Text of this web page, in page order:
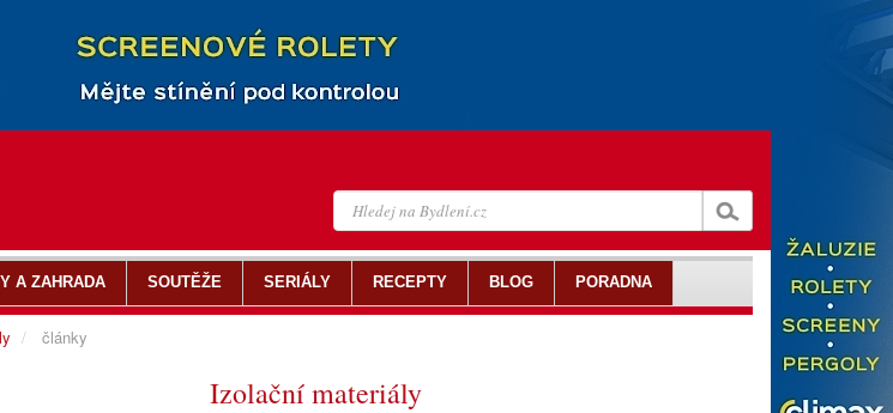
Izolační materiály
A ZAHRADA SOUTĚŽE SERIÁLY RECEPTY BLOG PORADNA
články